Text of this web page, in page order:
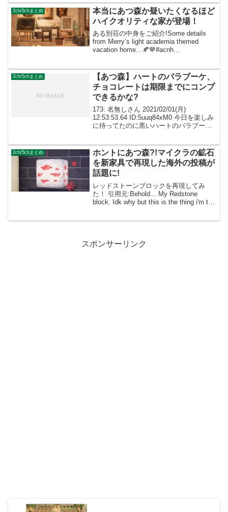
2ch/5chまとめ
本当にあつ森か疑いたくなるほど
ハイクオリティな家が登場！
ある別荘の中身をご紹介!Some details
from Merry’s light academia themed
vacation home…🍂🤎#acnh
2ch/5chまとめ
【あつ森】ハートのバラブーケ、
チョコレートは期限までにコンプ
できるかな?
173: 名無しさん 2021/02/01(月)
12:53:53.64 ID:5uuq84xM0 今日を楽しみ
に待ってたのに黒いハートのバラブーケ
2ch/5chまとめ
ホントにあつ森?!マイクラの鉱石
を新家具で再現した海外の投稿が
話題に!
レッドストーンブロックを再現してみ
た！ 引用元:Behold... My Redstone
block. Idk why but this is the thing i'm the
スポンサーリンク